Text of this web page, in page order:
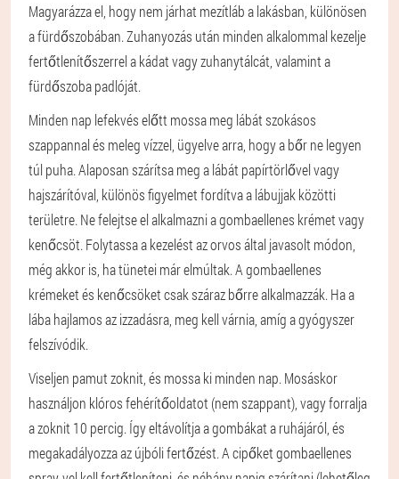
Magyarázza el, hogy nem járhat mezítláb a lakásban, különösen
a fürdőszobában. Zuhanyozás után minden alkalommal kezelje
fertőtlenítőszerrel a kádat vagy zuhanytálcát, valamint a
fürdőszoba padlóját.
Minden nap lefekvés előtt mossa meg lábát szokásos
szappannal és meleg vízzel, ügyelve arra, hogy a bőr ne legyen
túl puha. Alaposan szárítsa meg a lábát papírtörlővel vagy
hajszárítóval, különös figyelmet fordítva a lábujjak közötti
területre. Ne felejtse el alkalmazni a gombaellenes krémet vagy
kenőcsöt. Folytassa a kezelést az orvos által javasolt módon,
még akkor is, ha tünetei már elmúltak. A gombaellenes
krémeket és kenőcsöket csak száraz bőrre alkalmazzák. Ha a
lába hajlamos az izzadásra, meg kell várnia, amíg a gyógyszer
felszívódik.
Viseljen pamut zoknit, és mossa ki minden nap. Mosáskor
használjon klóros fehérítőoldatot (nem szappant), vagy forralja
a zoknit 10 percig. Így eltávolítja a gombákat a ruhájáról, és
megakadályozza az újbóli fertőzést. A cipőket gombaellenes